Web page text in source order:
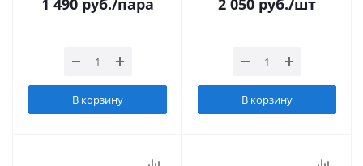
1 490 руб./пара
В корзину
2 050 руб./шт
В корзину